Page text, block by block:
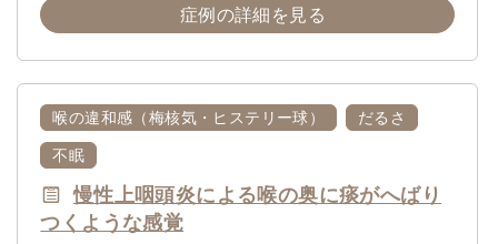
症例の詳細を見る
喉の違和感（梅核気・ヒステリー球）
だるさ
不眠
慢性上咽頭炎による喉の奥に痰がへばり
つくような感覚